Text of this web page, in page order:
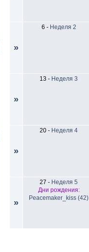
»
6 - Неделя 2
»
13 - Неделя 3
»
20 - Неделя 4
»
27 - Неделя 5
Дни рождения:
Peacemaker_kiss (42)